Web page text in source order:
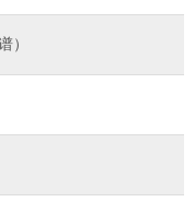
）